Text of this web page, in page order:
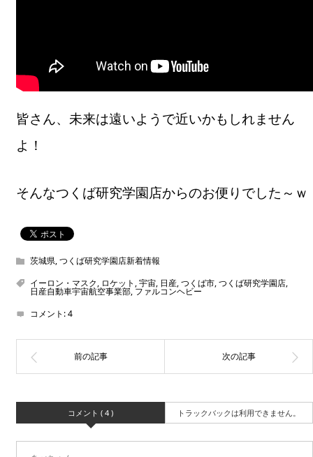
皆さん、未来は遠いようで近いかもしれません
よ！
そんなつくば研究学園店からのお便りでした～ｗ
茨城県,つくば研究学園店新着情報
イーロン・マスク, ロケット ,宇宙, 日産,つくば市,つくば研究学園店,
日産自動車宇宙航空事業部,ファルコンヘビー
コメント:4
コメント ( 4 ) トラックバックは利用できません。